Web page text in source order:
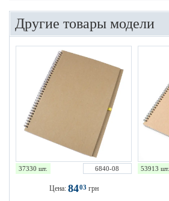
Другие товары модели
37330 шт. 6840-08
Цена: 8403 грн
53913 шт.